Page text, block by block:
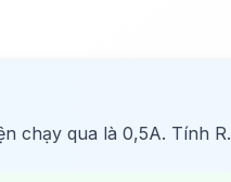
chạy qua là 0,5A. Tính R.